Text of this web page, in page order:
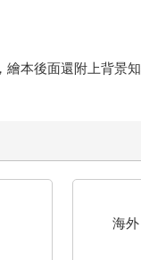
本後面還附上背景
海外